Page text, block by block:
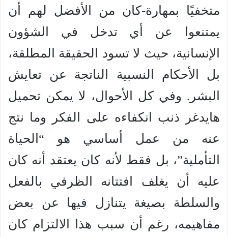
متخفيًا بمهارة-كان من الأفضل لهم أن
يمتنعوا عن أي تدخل في الشؤون
الإنسانية، حيث لا تسود الحقيقة المطلقة،
بل الأحكام النسبية الناتجة عن تعايش
البشر. وفي كل الأحوال، لا يمكن تحميل
هايدغر ذنب انكفاءه على الفكر وما نتج
عنه من عمل أساسي هو “الحياة
التأملية”، بل فقط لأنه كان يعتقد أنه كان
عليه أن يغلف افتتانه الظرفي بالفعل
والسلطة بصيغة يتنازل فيها عن بعض
مفاهيمه، رغم أن سبب هذا الالتزام كان